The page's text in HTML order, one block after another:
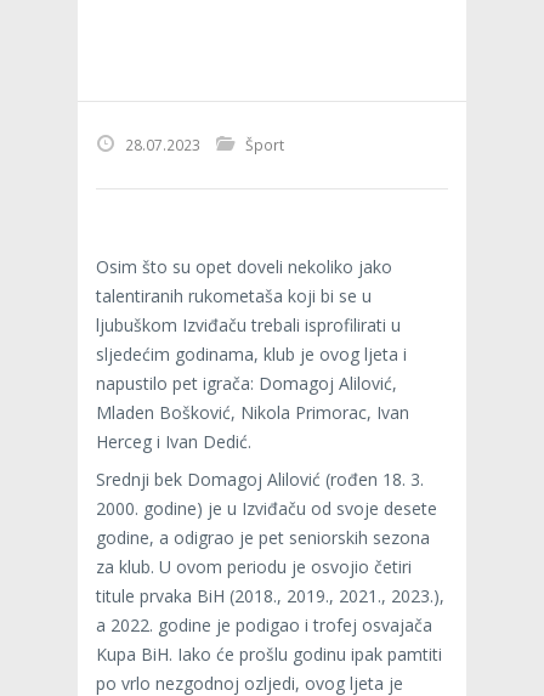
28.07.2023 Šport
Osim što su opet doveli nekoliko jako
talentiranih rukometaša koji bi se u
ljubuškom Izviđaču trebali isprofilirati u
sljedećim godinama, klub je ovog ljeta i
napustilo pet igrača: Domagoj Alilović,
Mladen Bošković, Nikola Primorac, Ivan
Herceg i Ivan Dedić.
Srednji bek Domagoj Alilović (rođen 18. 3.
2000. godine) je u Izviđaču od svoje desete
godine, a odigrao je pet seniorskih sezona
za klub. U ovom periodu je osvojio četiri
titule prvaka BiH (2018., 2019., 2021., 2023.),
a 2022. godine je podigao i trofej osvajača
Kupa BiH. Iako će prošlu godinu ipak pamtiti
po vrlo nezgodnoj ozljedi, ovog ljeta je